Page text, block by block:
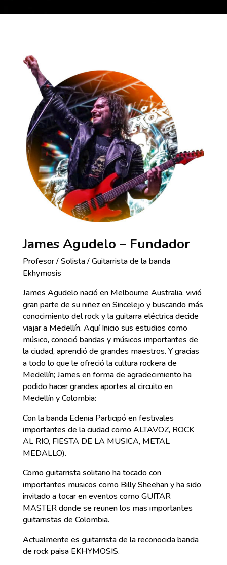
James Agudelo – Fundador
Profesor / Solista / Guitarrista de la banda
Ekhymosis
James Agudelo nació en Melbourne Australia, vivió
gran parte de su niñez en Sincelejo y buscando más
conocimiento del rock y la guitarra eléctrica decide
viajar a Medellín. Aquí Inicio sus estudios como
músico, conoció bandas y músicos importantes de
la ciudad, aprendió de grandes maestros. Y gracias
a todo lo que le ofreció la cultura rockera de
Medellín; James en forma de agradecimiento ha
podido hacer grandes aportes al circuito en
Medellín y Colombia:
Con la banda Edenia Participó en festivales
importantes de la ciudad como ALTAVOZ, ROCK
AL RIO, FIESTA DE LA MUSICA, METAL
MEDALLO).
Como guitarrista solitario ha tocado con
importantes musicos como Billy Sheehan y ha sido
invitado a tocar en eventos como GUITAR
MASTER donde se reunen los mas importantes
guitarristas de Colombia.
Actualmente es guitarrista de la reconocida banda
de rock paisa EKHYMOSIS.